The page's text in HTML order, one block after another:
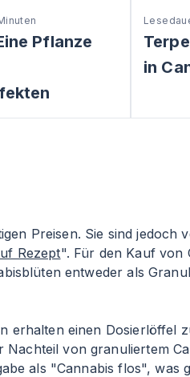
Pflanze
in
Preisen. Sie sind
Rezept". Für den Kauf von
entweder als
einen Dosierlöffel
von granuliertem
als "Cannabis flos", was